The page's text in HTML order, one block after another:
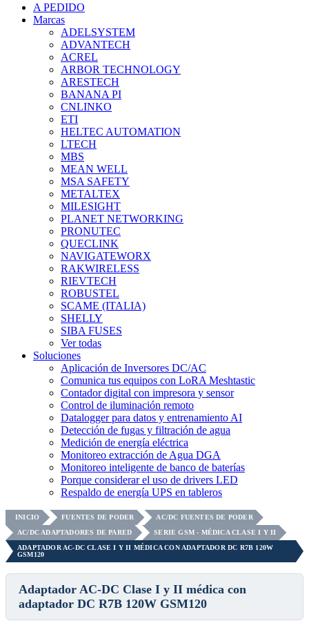
A PEDIDO
Marcas
ADELSYSTEM
ADVANTECH
ACREL
ARBOR TECHNOLOGY
ARESTECH
BANANA PI
CNLINKO
ETI
HELTEC AUTOMATION
LTECH
MBS
MEAN WELL
MSA SAFETY
METALTEX
MILESIGHT
PLANET NETWORKING
PRONUTEC
QUECLINK
NAVIGATEWORX
RAKWIRELESS
RIEVTECH
ROBUSTEL
SCAME (ITALIA)
SHELLY
SIBA FUSES
Ver todas
Soluciones
Aplicación de Inversores DC/AC
Comunica tus equipos con LoRA Meshtastic
Contador digital con impresora y sensor
Control de iluminación remoto
Datalogger para datos y entrenamiento AI
Detección de fugas y filtración de agua
Medición de energía eléctrica
Monitoreo extracción de Agua DGA
Monitoreo inteligente de banco de baterías
Porque considerar el uso de drivers LED
Respaldo de energía UPS en tableros
INICIO FUENTES DE PODER
AC/DC FUENTES DE PODER
AC/DC ADAPTADORES DE PARED
SERIE GSM - MÉDICA CLASE I Y II
ADAPTADOR AC-DC CLASE I Y II MÉDICA CON ADAPTADOR DC R7B 120W
GSM120
Adaptador AC-DC Clase I y II médica con
adaptador DC R7B 120W GSM120